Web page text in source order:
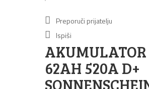
Preporuči prijatelju
Ispiši
AKUMULATOR
62AH 520A D+